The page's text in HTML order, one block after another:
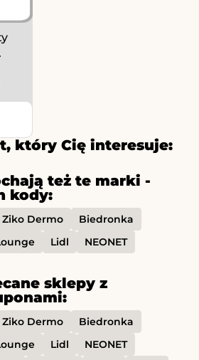
który Cię interesuje:
też te marki -
kody:
Ziko Dermo
Biedronka
Lidl
NEONET
sklepy z
Ziko Dermo
Biedronka
Lidl
NEONET